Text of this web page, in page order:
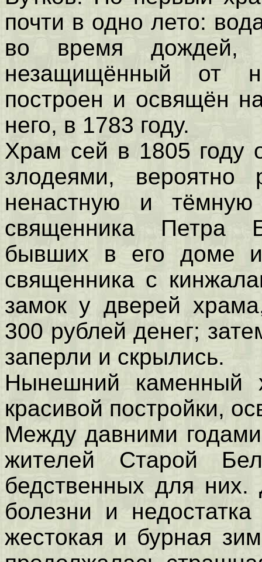
почти в одно лето:
во время дождей,
незащищённый от
построен и освящён
него, в 1783 году.
Храм сей в 1805 году
злодеями, вероятно
ненастную и
священника Петра
бывших в его доме
священника с
замок у дверей
300 рублей денег;
заперли и скрылись.
Нынешний каменный
красивой постройки,
Между давними
жителей Старой
бедственных для них.
болезни и
жестокая и бурная